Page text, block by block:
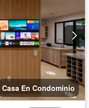
Casa En Condominio